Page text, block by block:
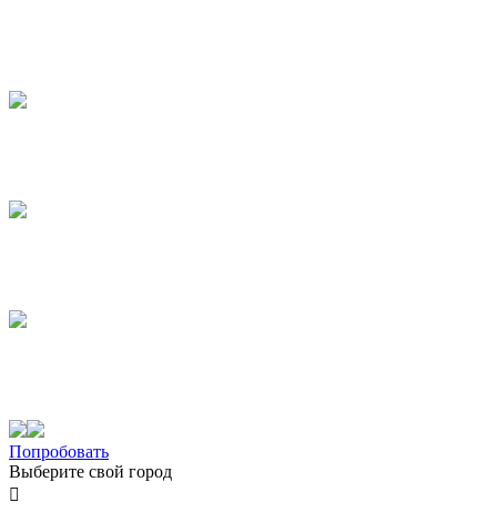
Попробовать
Выберите свой город
